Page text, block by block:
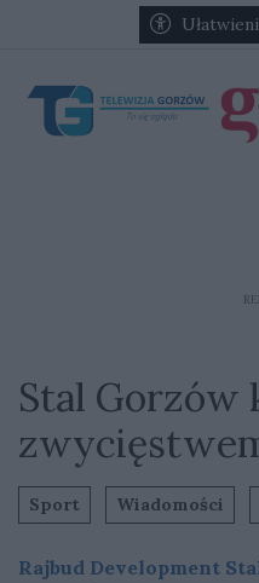
Przejdź do głównych treści
Przejdź do głównego menu
Stal Gorzów
Sport Wiadomości
Rajbud Development